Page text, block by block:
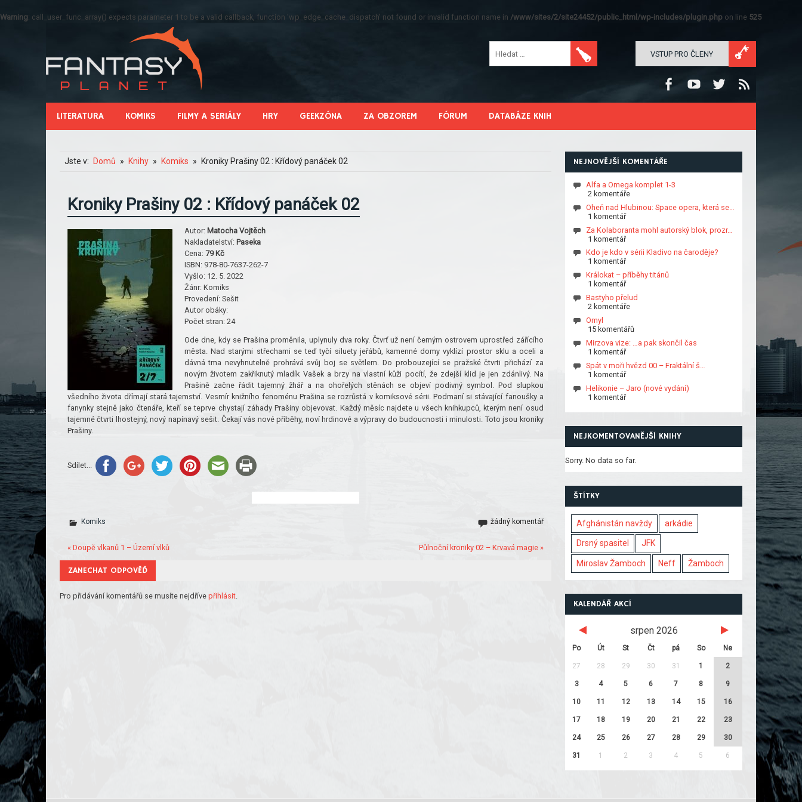
Warning: call_user_func_array() expects parameter 1 to be a valid callback, function 'wp_edge_cache_dispatch' not found or invalid function name in /www/sites/2/site24452/public_html/wp-includes/plugin.php on line 525
VSTUP PRO ČLENY
LITERATURA KOMIKS FILMY A SERIÁLY HRY GEEKZÓNA ZA OBZOREM FÓRUM DATABÁZE KNIH
Jste v: Domů Knihy Komiks Kroniky Prašiny 02 : Křídový panáček 02
Kroniky Prašiny 02 : Křídový panáček 02
Autor: Matocha Vojtěch
Nakladatelství: Paseka
Cena: 79 Kč
ISBN: 978-80-7637-262-7
Vyšlo: 12. 5. 2022
Žánr: Komiks
Provedení: Sešit
Autor obáky:
Počet stran: 24
Ode dne, kdy se Prašina proměnila, uplynuly dva roky. Čtvrť už není černým ostrovem uprostřed zářícího
města. Nad starými střechami se teď tyčí siluety jeřábů, kamenné domy vyklízí prostor sklu a oceli a
dávná tma nevyhnutelně prohrává svůj boj se světlem. Do probouzející se pražské čtvrti přichází za
novým životem zakřiknutý mladík Vašek a brzy na vlastní kůži pocítí, že zdejší klid je jen zdánlivý. Na
Prašině začne řádit tajemný žhář a na ohořelých stěnách se objeví podivný symbol. Pod slupkou
všedního života dřímají stará tajemství. Vesmír knižního fenoménu Prašina se rozrůstá v komiksové sérii. Podmaní si stávající fanoušky a
fanynky stejně jako čtenáře, kteří se teprve chystají záhady Prašiny objevovat. Každý měsíc najdete u všech knihkupců, kterým není osud
tajemné čtvrti lhostejný, nový napínavý sešit. Čekají vás nové příběhy, noví hrdinové a výpravy do budoucnosti i minulosti. Toto jsou kroniky
Prašiny.
Sdílet...
Komiks žádný komentář
« Doupě vlkanů 1 – Území vlků Půlnoční kroniky 02 – Krvavá magie »
ZANECHAT ODPOVĚĎ
Pro přidávání komentářů se musíte nejdřívepřihlásit.
NEJNOVĚJŠÍ KOMENTÁŘE
Alfa a Omega komplet 1-3
2 komentáře
Oheň nad Hlubinou: Space opera, která se…
1 komentář
Za Kolaboranta mohl autorský blok, prozr…
1 komentář
Kdo je kdo v sérii Kladivo na čaroděje?
1 komentář
Králokat – příběhy titánů
1 komentář
Bastyho přelud
2 komentáře
Omyl
15 komentářů
Mirzova vize: …a pak skončil čas
1 komentář
Spát v moři hvězd 00 – Fraktální š…
1 komentář
Helikonie – Jaro (nové vydání)
1 komentář
NEJKOMENTOVANĚJŠÍ KNIHY
Sorry. No data so far.
ŠTÍTKY
Afghánistán navždy arkádie
Drsný spasitel JFK
Miroslav Žamboch Neff Žamboch
KALENDÁŘ AKCÍ
srpen 2026
Po Út St Čt pá So Ne
27 28 29 30 31 1 2
3 4 5 6 7 8 9
10 11 12 13 14 15 16
17 18 19 20 21 22 23
24 25 26 27 28 29 30
31 1 2 3 4 5 6